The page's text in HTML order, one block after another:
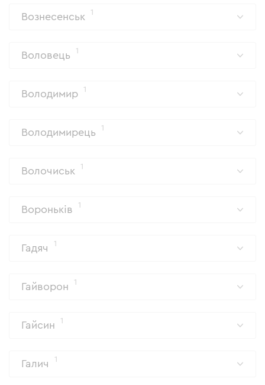
Вознесенськ 1
Воловець 1
Володимир 1
Володимирець 1
Волочиськ 1
Вороньків 1
Гадяч 1
Гайворон 1
Гайсин 1
Галич 1